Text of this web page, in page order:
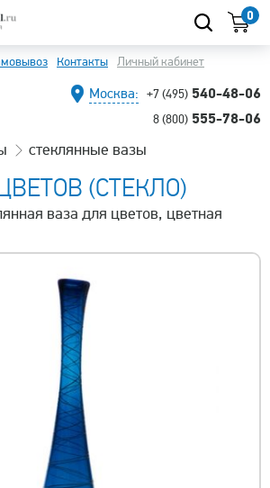
0
Контакты Личный кабинет
Москва: +7 (495) 540-48-06
8 (800) 555-78-06
стеклянные вазы
(СТЕКЛО)
ваза для цветов, цветная